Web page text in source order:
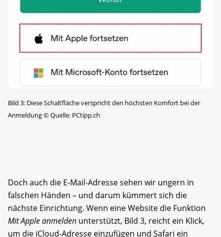
Bild 3: Diese Schaltfläche verspricht den höchsten Komfort bei der
Anmeldung©Quelle: PCtipp.ch
Doch auch die E-Mail-Adresse sehen wir ungern in
falschen Händen – und darum kümmert sich die
nächste Einrichtung. Wenn eine Website die Funktion
Mit Apple anmelden unterstützt, Bild 3, reicht ein Klick,
um die iCloud-Adresse einzufügen und Safari ein